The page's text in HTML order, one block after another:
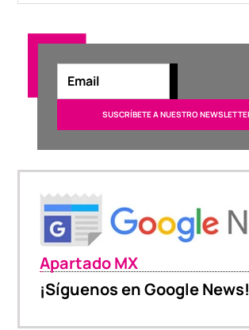
Apartado MX
¡Síguenos en Google News!